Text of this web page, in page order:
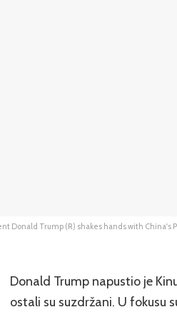
Donald Trump (R) shakes hands with China's
Donald Trump napustio je
ostali su suzdržani. U fokusu